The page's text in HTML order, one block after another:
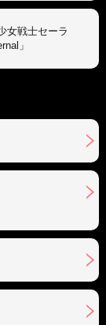
女戦士セーラ
」